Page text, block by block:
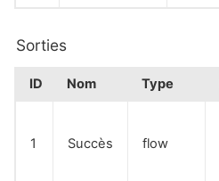
Sorties
ID Nom Type
1 Succès flow